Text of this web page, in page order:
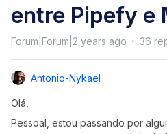
entre Pipefy e
Forum|Forum|2 years ago 36
Antonio-Nykael
Olá,
Pessoal, estou passando por